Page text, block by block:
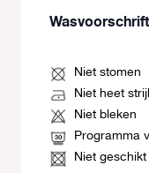
Niet stomen
Niet heet
Niet bleken
Programma
Niet